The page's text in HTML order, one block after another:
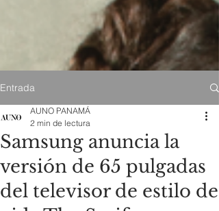
Entrada
Samsung anuncia la
versión de 65 pulgadas
del televisor de estilo de
AUNO PANAMÁ
2 min de lectura